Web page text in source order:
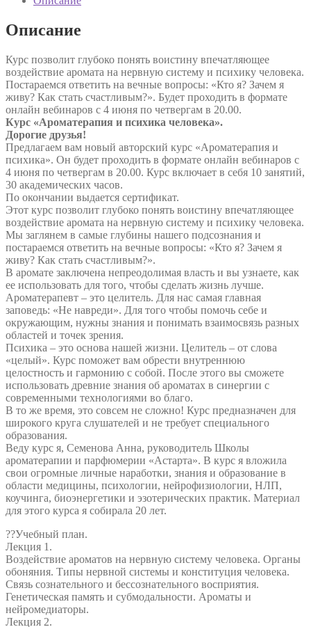
Описание
Курс позволит глубоко понять воистину впечатляющее
воздействие аромата на нервную систему и психику человека.
Постараемся ответить на вечные вопросы: «Кто я? Зачем я
живу? Как стать счастливым?». Будет проходить в формате
онлайн вебинаров с 4 июня по четвергам в 20.00.
Курс «Ароматерапия и психика человека».
Дорогие друзья!
Предлагаем вам новый авторский курс «Ароматерапия и
психика». Он будет проходить в формате онлайн вебинаров с
4 июня по четвергам в 20.00. Курс включает в себя 10 занятий,
30 академических часов.
По окончании выдается сертификат.
Этот курс позволит глубоко понять воистину впечатляющее
воздействие аромата на нервную систему и психику человека.
Мы заглянем в самые глубины нашего подсознания и
постараемся ответить на вечные вопросы: «Кто я? Зачем я
живу? Как стать счастливым?».
В аромате заключена непреодолимая власть и вы узнаете, как
ее использовать для того, чтобы сделать жизнь лучше.
Ароматерапевт – это целитель. Для нас самая главная
заповедь: «Не навреди». Для того чтобы помочь себе и
окружающим, нужны знания и понимать взаимосвязь разных
областей и точек зрения.
Психика – это основа нашей жизни. Целитель – от слова
«целый». Курс поможет вам обрести внутреннюю
целостность и гармонию с собой. После этого вы сможете
использовать древние знания об ароматах в синергии с
современными технологиями во благо.
В то же время, это совсем не сложно! Курс предназначен для
широкого круга слушателей и не требует специального
образования.
Веду курс я, Семенова Анна, руководитель Школы
ароматерапии и парфюмерии «Астарта». В курс я вложила
свои огромные личные наработки, знания и образование в
области медицины, психологии, нейрофизиологии, НЛП,
коучинга, биоэнергетики и эзотерических практик. Материал
для этого курса я собирала 20 лет.
??Учебный план.
Лекция 1.
Воздействие ароматов на нервную систему человека. Органы
обоняния. Типы нервной системы и конституция человека.
Связь сознательного и бессознательного восприятия.
Генетическая память и субмодальности. Ароматы и
нейромедиаторы.
Лекция 2.